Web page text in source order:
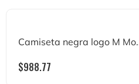
Camiseta negra logo M
$988.77